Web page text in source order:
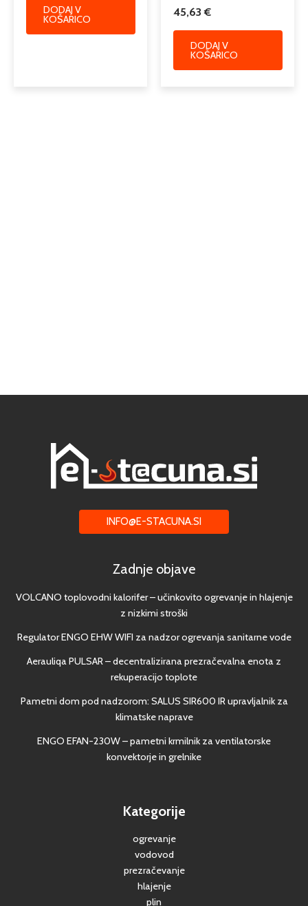
DODAJ V
KOŠARICO
45,63€
DODAJ V
KOŠARICO
INFO@E-STACUNA.SI
Zadnje objave
VOLCANO toplovodni kalorifer – učinkovito ogrevanje in hlajenje
z nizkimi stroški
Regulator ENGO EHW WIFI za nadzor ogrevanja sanitarne vode
Aerauliqa PULSAR – decentralizirana prezračevalna enota z
rekuperacijo toplote
Pametni dom pod nadzorom: SALUS SIR600 IR upravljalnik za
klimatske naprave
ENGO EFAN-230W – pametni krmilnik za ventilatorske
konvektorje in grelnike
Kategorije
ogrevanje
vodovod
prezračevanje
hlajenje
plin